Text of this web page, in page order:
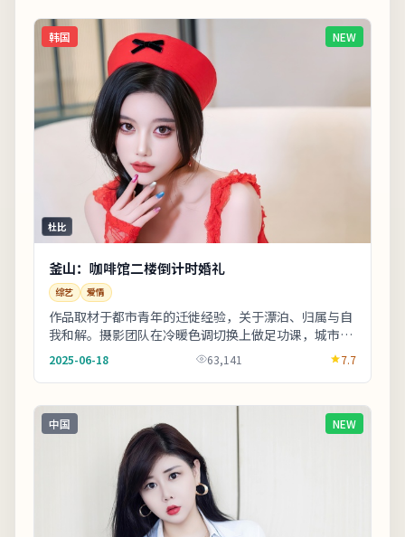
韩国 NEW
杜比
釜山：咖啡馆二楼倒计时婚礼
综艺 爱情
作品取材于都市青年的迁徙经验，关于漂泊、归属与自
我和解。摄影团队在冷暖色调切换上做足功课，城市霓
虹与陋巷昏灯对比鲜明。适合晚间完整观看，配合大
屏...
2025-06-18 63,141 7.7
中国 NEW